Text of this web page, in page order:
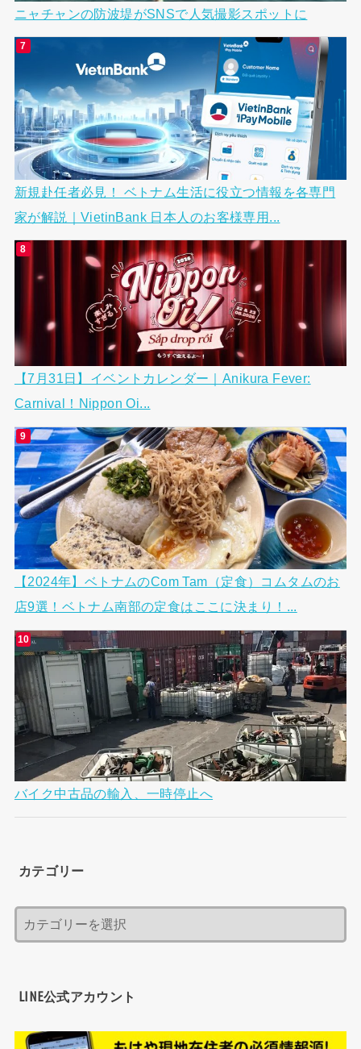
ニャチャンの防波堤がSNSで人気撮影スポットに
新規赴任者必見！ ベトナム生活に役立つ情報を各専門
家が解説｜VietinBank 日本人のお客様専用...
【7月31日】イベントカレンダー｜Anikura Fever:
Carnival！Nippon Oi...
【2024年】ベトナムのCom Tam（定食）コムタムのお
店9選！ベトナム南部の定食はここに決まり！...
バイク中古品の輸入、一時停止へ
カテゴリー
LINE公式アカウント